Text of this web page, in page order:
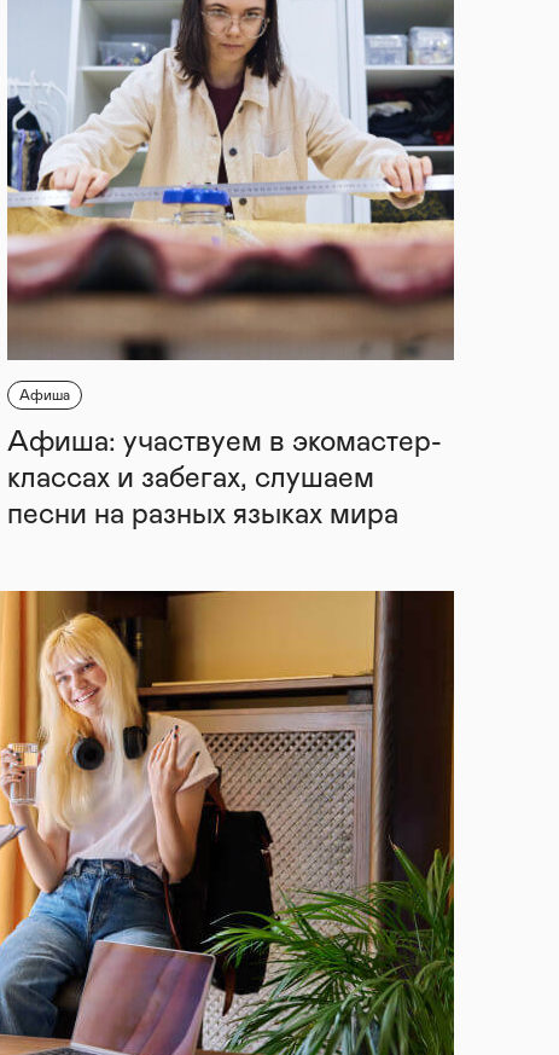
Афиша
Афиша: участвуем в экомастер-
классах и забегах, слушаем
песни на разных языках мира